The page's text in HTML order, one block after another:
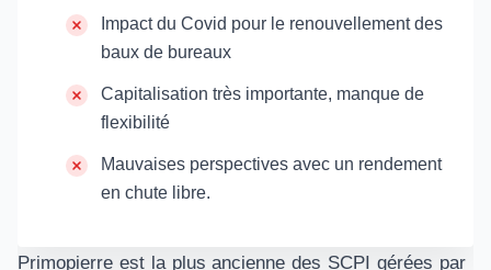
Impact du Covid pour le renouvellement des
baux de bureaux
Capitalisation très importante, manque de
flexibilité
Mauvaises perspectives avec un rendement
en chute libre.
Primopierre est la plus ancienne des SCPI gérées par